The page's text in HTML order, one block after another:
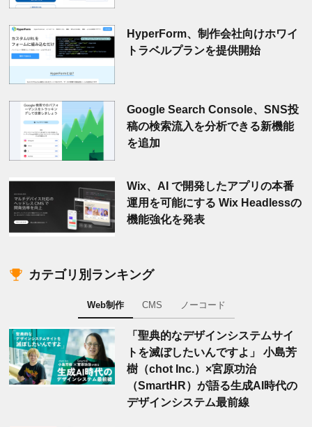
HyperForm、制作会社向けホワイ
トラベルプランを提供開始
Google Search Console、SNS投
稿の検索流入を分析できる新機能
を追加
Wix、AI で開発したアプリの本番
運用を可能にする Wix Headlessの
機能強化を発表
カテゴリ別ランキング
Web制作 CMS ノーコード
「聖典的なデザインシステムサイ
トを滅ぼしたいんですよ」 小島芳
樹（chot Inc.）×宮原功治
（SmartHR）が語る生成AI時代の
デザインシステム最前線